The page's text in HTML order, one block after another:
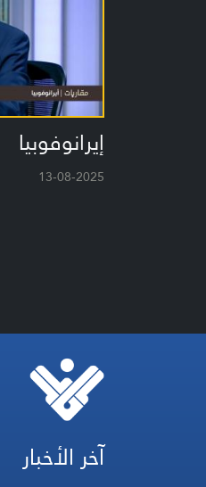
إيرانوفوبيا
13-08-2025
آخر الأخبار